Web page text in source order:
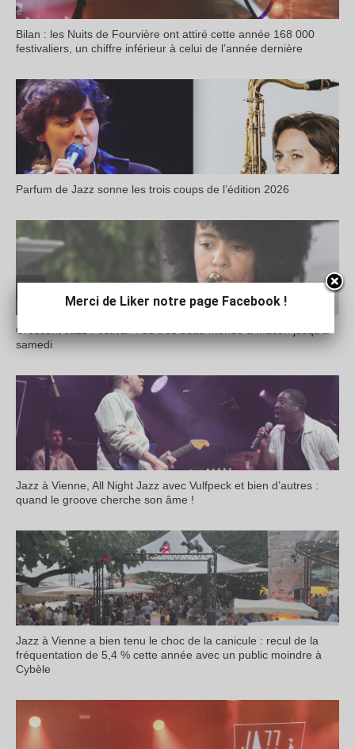
Bilan : les Nuits de Fourvière ont attiré cette année 168 000
festivaliers, un chiffre inférieur à celui de l’année dernière
Parfum de Jazz sonne les trois coups de l’édition 2026
Crescent Jazz Festival : du très beau monde à Mâcon jusqu’à
samedi
Jazz à Vienne, All Night Jazz avec Vulfpeck et bien d’autres :
quand le groove cherche son âme !
Jazz à Vienne a bien tenu le choc de la canicule : recul de la
fréquentation de 5,4 % cette année avec un public moindre à
Cybèle
Merci de Liker notre page Facebook !